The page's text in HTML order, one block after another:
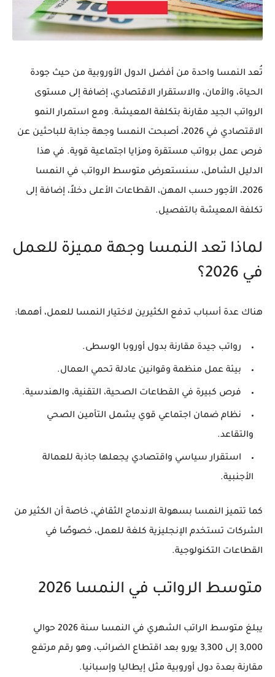
تُعد النمسا واحدة من أفضل الدول الأوروبية من حيث جودة
الحياة، والأمان، والاستقرار الاقتصادي، إضافة إلى مستوى
الرواتب الجيد مقارنة بتكلفة المعيشة. ومع استمرار النمو
الاقتصادي في 2026، أصبحت النمسا وجهة جذابة للباحثين عن
فرص عمل برواتب مستقرة ومزايا اجتماعية قوية. في هذا
الدليل الشامل، سنستعرض متوسط الرواتب في النمسا
2026، الأجور حسب المهن، القطاعات الأعلى دخلاً، إضافة إلى
تكلفة المعيشة بالتفصيل.
لماذا تعد النمسا وجهة مميزة للعمل
في 2026؟
هناك عدة أسباب تدفع الكثيرين لاختيار النمسا للعمل، أهمها:
رواتب جيدة مقارنة بدول أوروبا الوسطى.
بيئة عمل منظمة وقوانين عادلة تحمي العمال.
فرص كبيرة في القطاعات الصحية، التقنية، والهندسية.
نظام ضمان اجتماعي قوي يشمل التأمين الصحي
والتقاعد.
استقرار سياسي واقتصادي يجعلها جاذبة للعمالة
الأجنبية.
كما تتميز النمسا بسهولة الاندماج الثقافي، خاصة أن الكثير من
الشركات تستخدم الإنجليزية كلغة للعمل، خصوصًا في
القطاعات التكنولوجية.
متوسط الرواتب في النمسا 2026
يبلغ
متوسط الراتب الشهري في النمسا سنة 2026 حوالي
3,000 إلى 3,300 يورو
بعد اقتطاع الضرائب، وهو رقم مرتفع
مقارنة بعدة دول أوروبية مثل إيطاليا وإسبانيا.